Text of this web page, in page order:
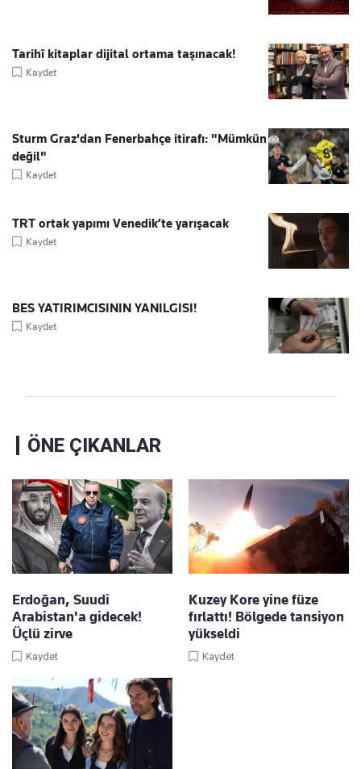
Tarihî kitaplar dijital ortama taşınacak!
Kaydet
Sturm Graz'dan Fenerbahçe itirafı: "Mümkün
değil"
Kaydet
TRT ortak yapımı Venedik’te yarışacak
Kaydet
BES YATIRIMCISININ YANILGISI!
Kaydet
ÖNE ÇIKANLAR
Erdoğan, Suudi
Arabistan'a gidecek!
Üçlü zirve
Kaydet
Kuzey Kore yine füze
fırlattı! Bölgede tansiyon
yükseldi
Kaydet